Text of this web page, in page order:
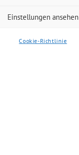
Einstellungen ansehen
Cookie-Richtlinie